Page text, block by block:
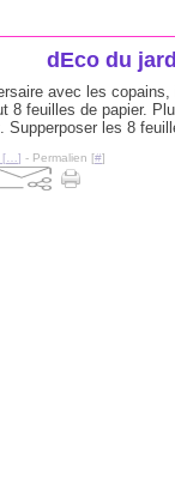
dEco du
avec les
8 feuilles de papier.
Supperposer les 8
[ ] - Permalien [#]